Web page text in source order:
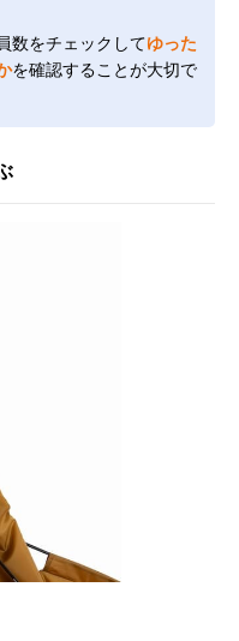
数をチェックしてゆった
を確認することが大切で